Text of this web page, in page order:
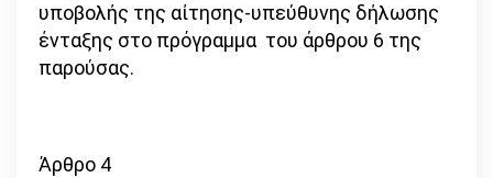
υποβολής της αίτησης-υπεύθυνης δήλωσης
ένταξης στο πρόγραμμα του άρθρου 6 της
παρούσας.
Άρθρο 4